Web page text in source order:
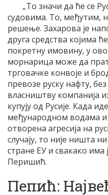
„То значи да ће се
судовима. То, међутим,
решење. Захарова је
друга средства којима
покретну имовину, у
морнарица може да
трговачке конвоје и
превозе руску нафту,
власништву компанија
купују од Русије. Када
међународном водама и
отворена агресија на
случају, то није ништа
стране ЕУ и свакако има
Перишић.
Пепић: